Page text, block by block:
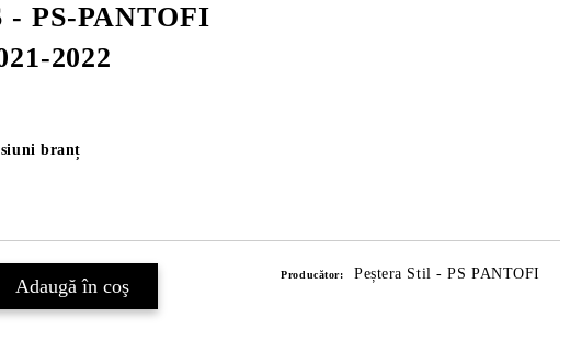
- PS-PANTOFI
2022
branț
Producător: Peștera Stil - PS PANTOFI